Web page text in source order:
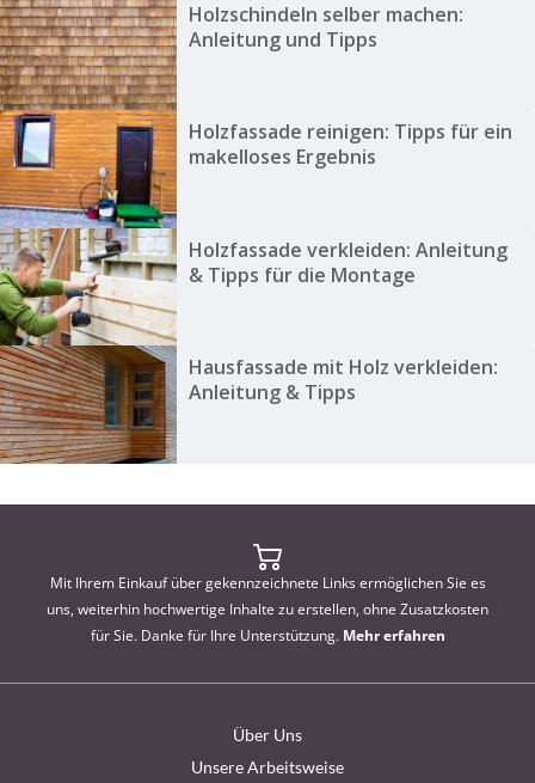
Holzschindeln selber machen:
Anleitung und Tipps
Holzfassade reinigen: Tipps für ein
makelloses Ergebnis
Holzfassade verkleiden: Anleitung
& Tipps für die Montage
Hausfassade mit Holz verkleiden:
Anleitung & Tipps
Mit Ihrem Einkauf über gekennzeichnete Links ermöglichen Sie es
uns, weiterhin hochwertige Inhalte zu erstellen, ohne Zusatzkosten
für Sie. Danke für Ihre Unterstützung. Mehr erfahren
Über Uns
Unsere Arbeitsweise